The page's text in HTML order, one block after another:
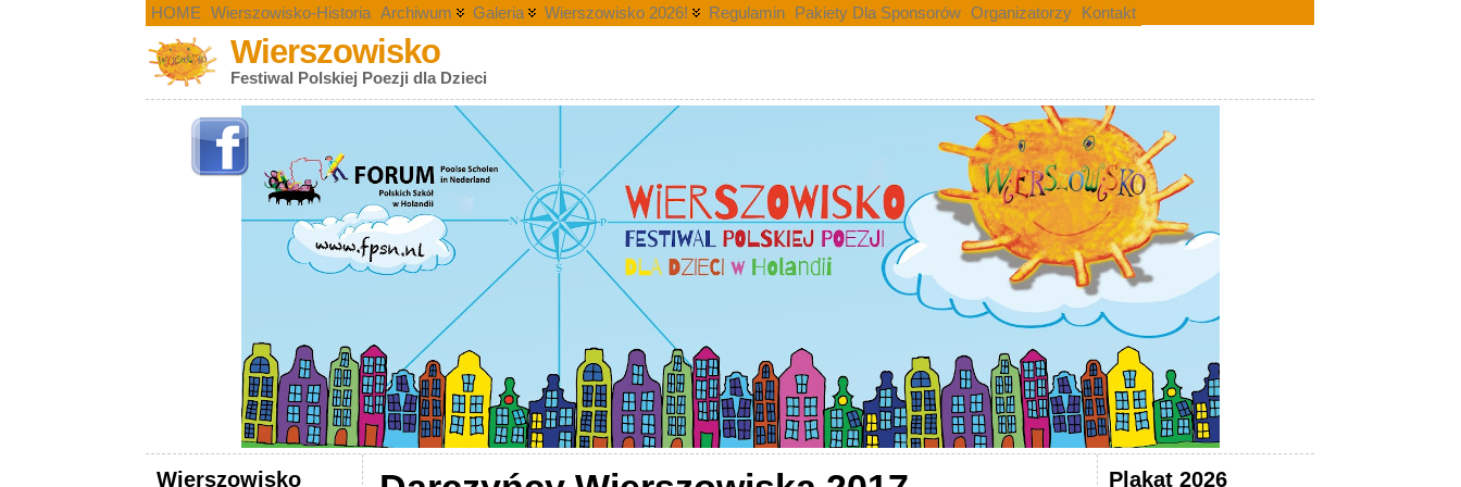
HOME Wierszowisko-Historia Archiwum Galeria Wierszowisko 2026! Regulamin Pakiety Dla Sponsorów Organizatorzy Kontakt
Wierszowisko
Festiwal Polskiej Poezji dla Dzieci
Wierszowisko
Plakat 2026